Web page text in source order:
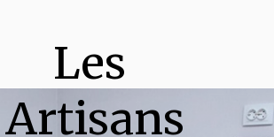
Les
Artisans